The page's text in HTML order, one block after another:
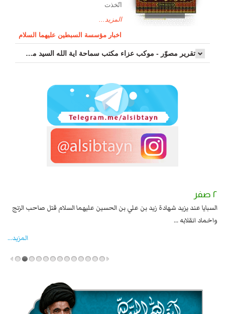
اتّخذت
المزيد...
اخبار مؤسسة السبطين عليهما السلام
تقرير مصوّر - موكب عزاء مکتب سماحة اية الله السيد مرتضى الموسوي الاصفهاني في يوم إستشهاد السيدة فاطم...
٢ صفر
السبايا عند يزيد شهادة زيد بن علي بن الحسين عليهما السلام قتل صاحب الزنج
واخماد انقلابه ...
المزید...